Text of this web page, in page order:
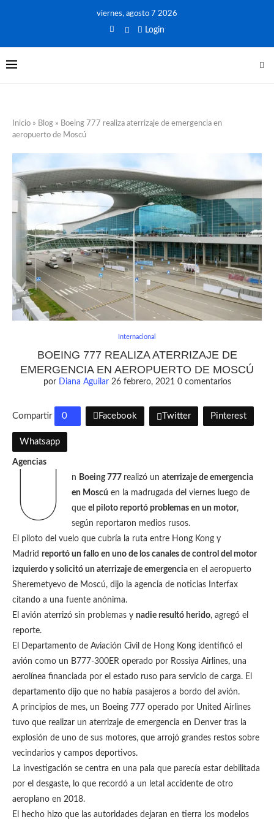
viernes, agosto 7 2026
Login
Inicio » Blog » Boeing 777 realiza aterrizaje de emergencia en
aeropuerto de Moscú
Internacional
BOEING 777 REALIZA ATERRIZAJE DE
EMERGENCIA EN AEROPUERTO DE MOSCÚ
por Diana Aguilar 26 febrero, 2021 0 comentarios
Compartir 0 Facebook Twitter Pinterest
Whatsapp
Agencias
U n Boeing 777 realizó un aterrizaje de emergencia
en Moscú en la madrugada del viernes luego de
que el piloto reportó problemas en un motor,
según reportaron medios rusos.
El piloto del vuelo que cubría la ruta entre Hong Kong y
Madrid reportó un fallo en uno de los canales de control del motor
izquierdo y solicitó un aterrizaje de emergencia en el aeropuerto
Sheremetyevo de Moscú, dijo la agencia de noticias Interfax
citando a una fuente anónima.
El avión aterrizó sin problemas y nadie resultó herido, agregó el
reporte.
El Departamento de Aviación Civil de Hong Kong identificó el
avión como un B777-300ER operado por Rossiya Airlines, una
aerolínea financiada por el estado ruso para servicio de carga. El
departamento dijo que no había pasajeros a bordo del avión.
A principios de mes, un Boeing 777 operado por United Airlines
tuvo que realizar un aterrizaje de emergencia en Denver tras la
explosión de uno de sus motores, que arrojó grandes restos sobre
vecindarios y campos deportivos.
La investigación se centra en una pala que parecía estar debilitada
por el desgaste, lo que recordó a un letal accidente de otro
aeroplano en 2018.
El hecho hizo que las autoridades dejaran en tierra los modelos